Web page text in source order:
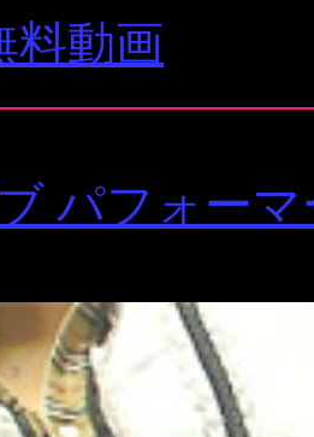
料動画
パフォー